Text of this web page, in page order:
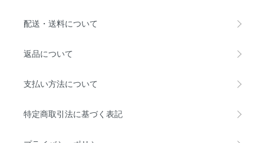
配送・送料について
返品について
支払い方法について
特定商取引法に基づく表記